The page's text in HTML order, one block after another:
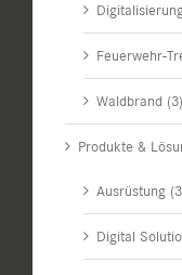
Feuerwehr-
Waldbrand (3)
Produkte &
Ausrüstung
Digital